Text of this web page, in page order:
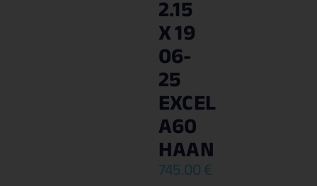
2.15
X 19
06-
25
EXCEL
A60
HAAN
745.00€